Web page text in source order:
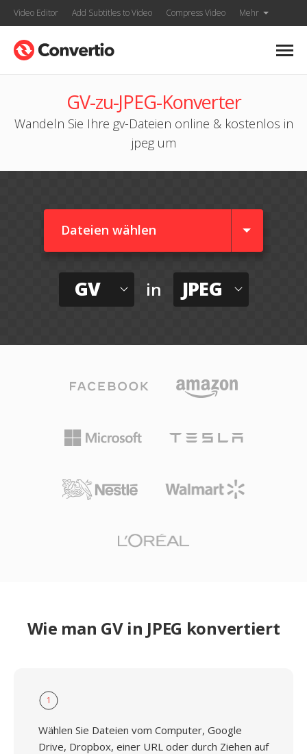
Video Editor Add Subtitles to Video Compress Video Mehr
GV-zu-JPEG-Konverter
Wandeln Sie Ihre gv-Dateien online & kostenlos in
jpeg um
Dateien wählen
GV in JPEG
Wie man GV in JPEG konvertiert
1
Wählen Sie Dateien vom Computer, Google
Drive, Dropbox, einer URL oder durch Ziehen auf